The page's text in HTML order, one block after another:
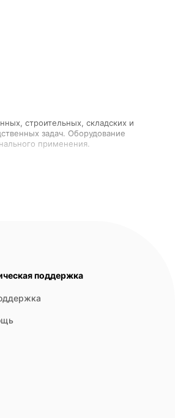
строительных, складских и
задач. Оборудование
поддержка